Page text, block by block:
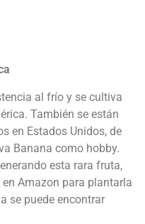
al frío y se cultiva
También se están
en Estados Unidos, de
Banana como hobby.
esta rara fruta,
Amazon para plantarla
se puede encontrar